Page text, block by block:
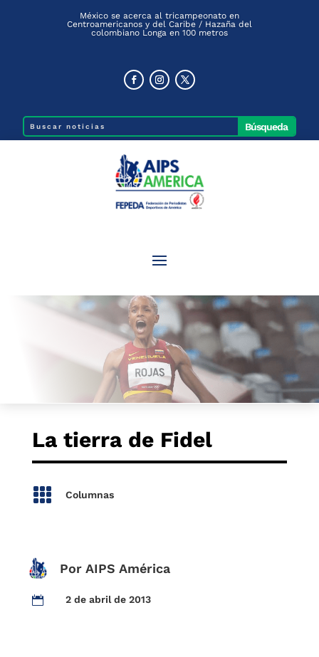
México se acerca al tricampeonato en
Centroamericanos y del Caribe / Hazaña del
colombiano Longa en 100 metros
La tierra de Fidel
 Columnas
Por AIPS América
 2 de abril de 2013